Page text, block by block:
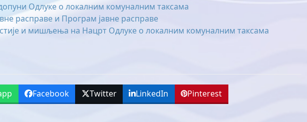
Одлуке о локалним комуналним таксама
расправе и Програм јавне расправе
и мишљења на Нацрт Одлуке о локалним комуналним таксама
Facebook Twitter LinkedIn Pinterest